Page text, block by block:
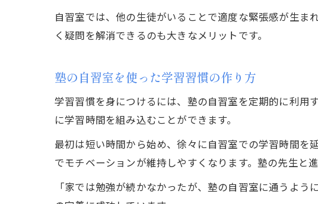
成績
自習室では、他の生徒がいることで適度な緊張感が生ま
く疑問を解消できるのも大きなメリットです。
塾の自習室を使った学習習慣の作り方
学習習慣を身につけるには、塾の自習室を定期的に利用
に学習時間を組み込むことができます。
最初は短い時間から始め、徐々に自習室での学習時間を
でモチベーションが維持しやすくなります。塾の先生と
「家では勉強が続かなかったが、塾の自習室に通うよ